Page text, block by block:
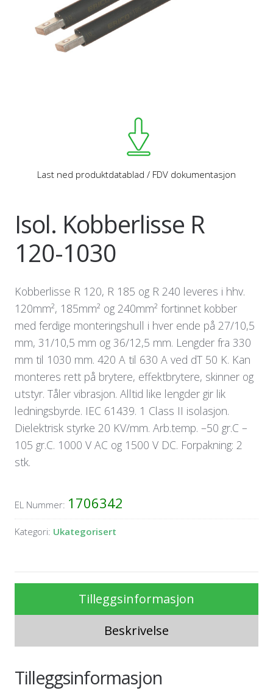
Last ned produktdatablad / FDV dokumentasjon
Isol. Kobberlisse R
120-1030
Kobberlisse R 120, R 185 og R 240 leveres i hhv.
120mm², 185mm² og 240mm² fortinnet kobber
med ferdige monteringshull i hver ende på 27/10,5
mm, 31/10,5 mm og 36/12,5 mm. Lengder fra 330
mm til 1030 mm. 420 A til 630 A ved dT 50 K. Kan
monteres rett på brytere, effektbrytere, skinner og
utstyr. Tåler vibrasjon. Alltid like lengder gir lik
ledningsbyrde. IEC 61439. 1 Class II isolasjon.
Dielektrisk styrke 20 KV/mm. Arb.temp. –50 gr.C –
105 gr.C. 1000 V AC og 1500 V DC. Forpakning: 2
stk.
EL Nummer: 1706342
Kategori: Ukategorisert
Tilleggsinformasjon
Beskrivelse
Tilleggsinformasjon